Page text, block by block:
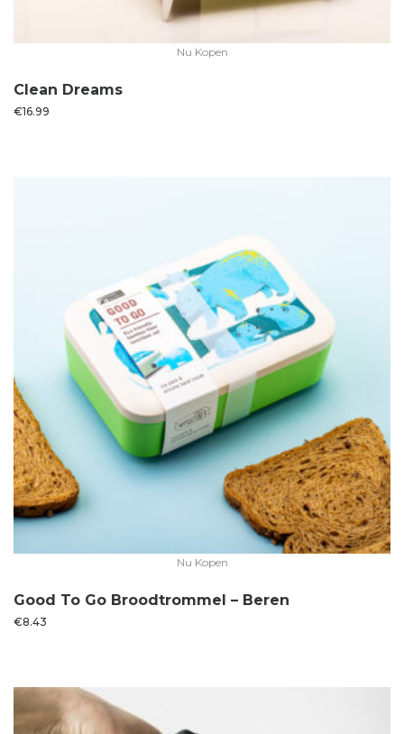
Nu Kopen
Clean Dreams
€16.99
Nu Kopen
Good To Go Broodtrommel – Beren
€8.43